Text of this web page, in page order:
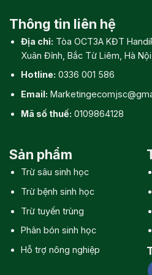
Thông tin liên hệ
Địa chỉ: Tòa OCT3A KĐT
Xuân Đỉnh, Bắc Từ Liêm, Hà Nội
Hotline: 0336 001 586
Email:
Mã số thuế: 0109864128
Sản phẩm
Trừ sâu sinh học
Trừ bệnh sinh học
Trừ tuyến trùng
Phân bón sinh học
Hỗ trợ nông nghiệp